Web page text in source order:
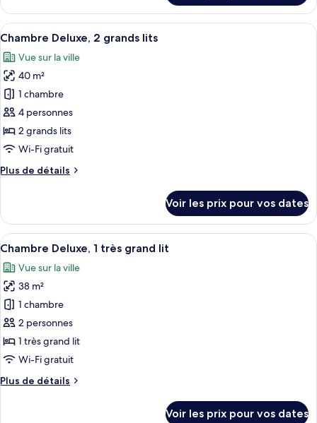
le
type
de
Chambre
Supérieure
Afficher
toutes
les
photos
pour
ce
type
de
chambre :
Chambre
grands
lits
Une chambre d’hôtel avec un lit, un
5
Chambre Deluxe, 2 grands lits
Vue sur la ville
40 m²
1 chambre
4 personnes
2 grands lits
Wi-Fi gratuit
Plus de détails
Plus
le
type
de
Chambre
Deluxe,
grands
lits
Voir les prix pour vos dates
Afficher
toutes
les
photos
pour
ce
type
de
chambre :
Chambre
Une chambre d’hôtel avec un lit, un
5
Chambre Deluxe, 1 très grand lit
Vue sur la ville
38 m²
1 chambre
2 personnes
1 très grand lit
Wi-Fi gratuit
Plus de détails
Plus
Voir les prix pour vos dates